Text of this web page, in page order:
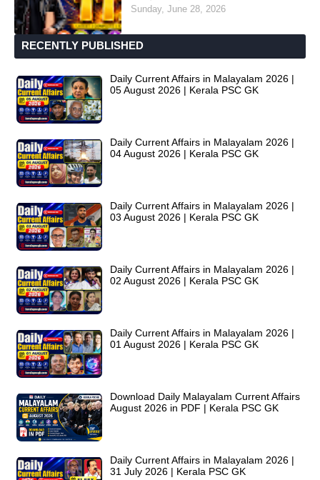
Sunday, June 28, 2026
RECENTLY PUBLISHED
Daily Current Affairs in Malayalam 2026 |
05 August 2026 | Kerala PSC GK
Daily Current Affairs in Malayalam 2026 |
04 August 2026 | Kerala PSC GK
Daily Current Affairs in Malayalam 2026 |
03 August 2026 | Kerala PSC GK
Daily Current Affairs in Malayalam 2026 |
02 August 2026 | Kerala PSC GK
Daily Current Affairs in Malayalam 2026 |
01 August 2026 | Kerala PSC GK
Download Daily Malayalam Current Affairs
August 2026 in PDF | Kerala PSC GK
Daily Current Affairs in Malayalam 2026 |
31 July 2026 | Kerala PSC GK